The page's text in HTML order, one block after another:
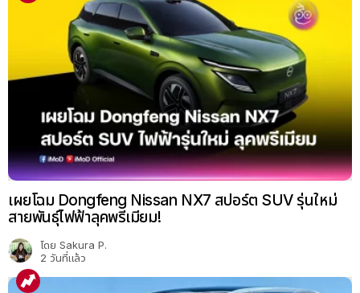
เผยโฉม Dongfeng Nissan NX7 สปอร์ต SUV รุ่นใหม่
สายพันธุ์ไฟฟ้าลุคพรีเมียม!
โดย Sakura P.
2 วันที่แล้ว